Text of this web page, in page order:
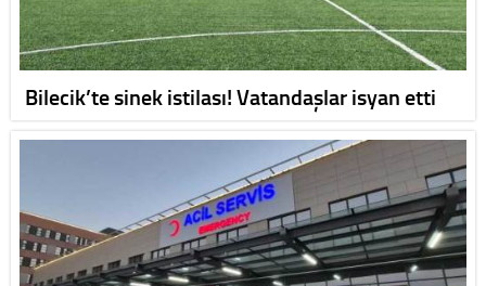
Bilecik’te sinek istilası! Vatandaşlar isyan etti